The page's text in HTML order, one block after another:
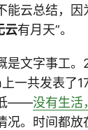
能云总结，因
云有月天”。
是文字事工
一共发表了
低——没有生活
况。时间都放